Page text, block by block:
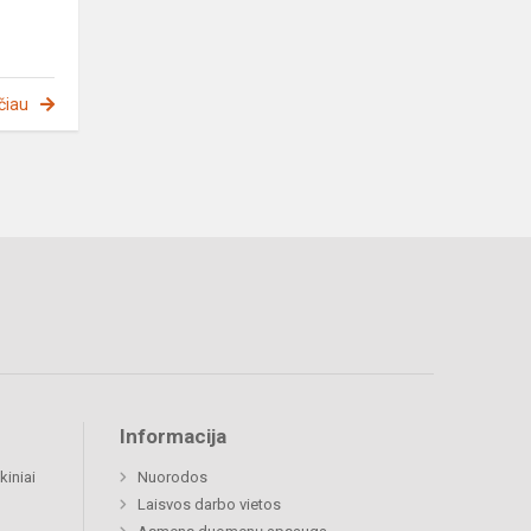
Informacija
Nuorodos
Laisvos darbo vietos